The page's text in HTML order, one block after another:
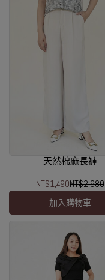
天然棉麻長褲
NT$1,490NT$2,980
加入購物車